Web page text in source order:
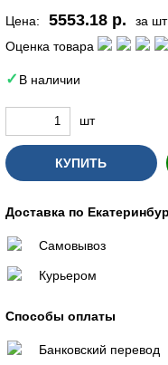
Цена: 5553.18 р.
за
Оценка товара
В наличии
шт
КУПИТЬ
Доставка по
Самовывоз
Курьером
Способы оплаты
Банковский перевод